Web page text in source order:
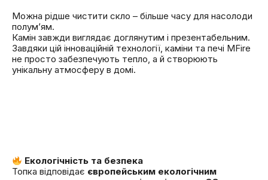
Можна рідше чистити скло – більше часу для насолоди
полум’ям.
Камін завжди виглядає доглянутим і презентабельним.
Завдяки цій інноваційній технології, каміни та печі MFire
не просто забезпечують тепло, а й створюють
унікальну атмосферу в домі.
Екологічність та безпека
Топка відповідає європейським екологічним